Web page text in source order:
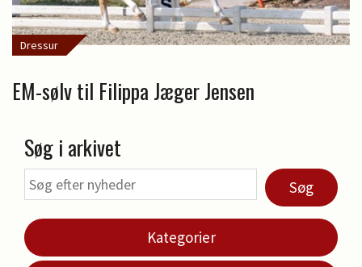
Dressur
EM-sølv til Filippa Jæger Jensen
Søg i arkivet
Søg
Kategorier